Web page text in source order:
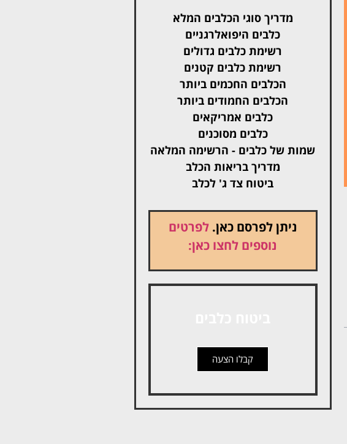
מדריך סוגי הכלבים המלא
כלבים היפואלרגניים
רשימת כלבים גדולים
רשימת כלבים קטנים
הכלבים החכמים ביותר
הכלבים החמודים ביותר
כלבים אמריקאים
כלבים מסוכנים
שמות של כלבים - הרשימה המלאה
מדריך בריאות הכלב
ביטוח צד ג' לכלב
ניתן לפרסם כאן.לפרטים
נוספים לחצו כאן:
קבלו הצעה